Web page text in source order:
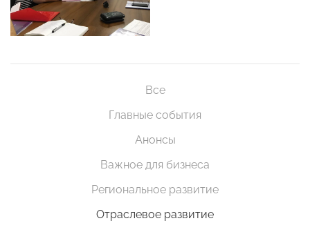
Все
Главные события
Анонсы
Важное для бизнеса
Региональное развитие
Отраслевое развитие